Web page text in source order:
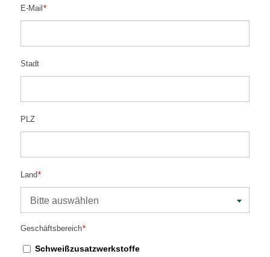
E-Mail *
Stadt
PLZ
Land*
Bitte auswählen
Geschäftsbereich*
Schweißzusatzwerkstoffe